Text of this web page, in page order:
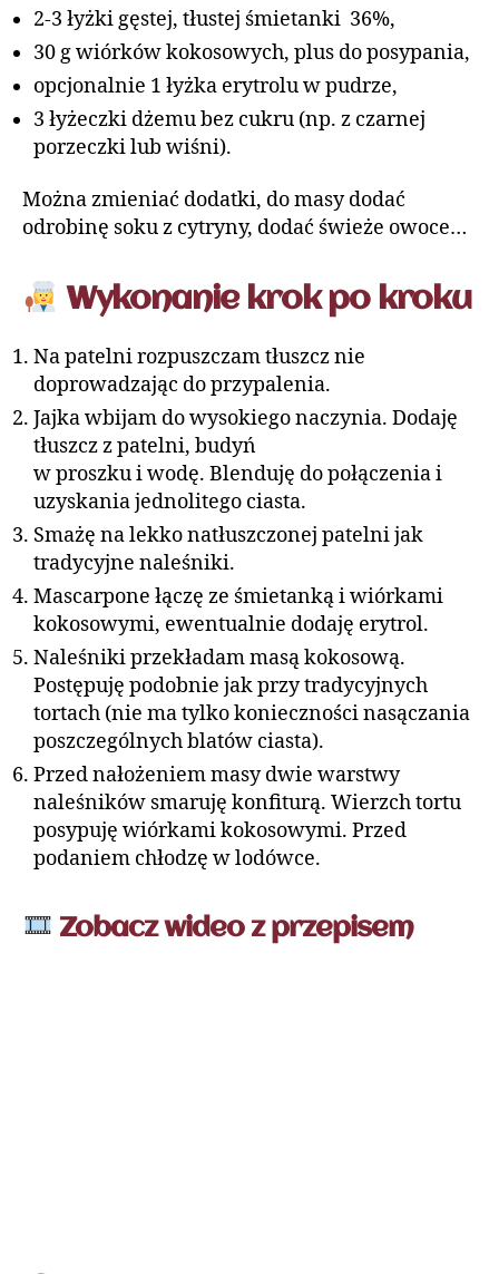
2-3 łyżki gęstej, tłustej śmietanki 36%,
30 g wiórków kokosowych, plus do posypania,
opcjonalnie 1 łyżka erytrolu w pudrze,
3 łyżeczki dżemu bez cukru (np. z czarnej
porzeczki lub wiśni).
Można zmieniać dodatki, do masy dodać
odrobinę soku z cytryny, dodać świeże owoce…
Wykonanie krok po kroku
Na patelni rozpuszczam tłuszcz nie
doprowadzając do przypalenia.
Jajka wbijam do wysokiego naczynia. Dodaję
tłuszcz z patelni, budyń
w proszku i wodę. Blenduję do połączenia i
uzyskania jednolitego ciasta.
Smażę na lekko natłuszczonej patelni jak
tradycyjne naleśniki.
Mascarpone łączę ze śmietanką i wiórkami
kokosowymi, ewentualnie dodaję erytrol.
Naleśniki przekładam masą kokosową.
Postępuję podobnie jak przy tradycyjnych
tortach (nie ma tylko konieczności nasączania
poszczególnych blatów ciasta).
Przed nałożeniem masy dwie warstwy
naleśników smaruję konfiturą. Wierzch tortu
posypuję wiórkami kokosowymi. Przed
podaniem chłodzę w lodówce.
Zobacz wideo z przepisem